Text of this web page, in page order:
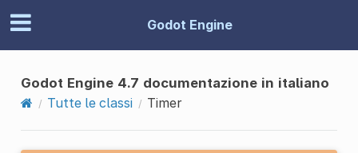
Godot Engine
Godot Engine 4.7 documentazione in italiano
Tutte le classi
Timer